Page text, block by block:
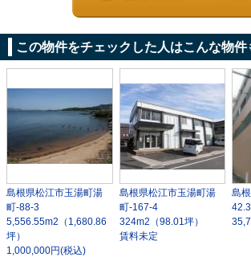
この物件をチェックした人はこんな物
島根県松江市玉湯町湯
町-88-3
5,556.55m2 （1,680.86
坪）
1,000,000円(税込)
島根県松江市玉湯町湯
町-167-4
324m2 （98.01坪）
賃料未定
島